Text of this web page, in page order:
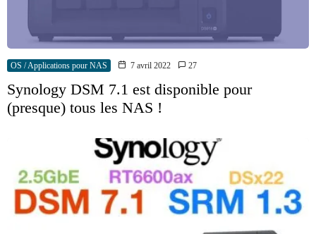
OS / Applications pour NAS 7 avril 2022 27
Synology DSM 7.1 est disponible pour
(presque) tous les NAS !